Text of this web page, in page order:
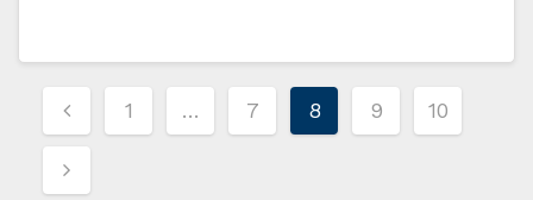
1 … 7 8 9 10